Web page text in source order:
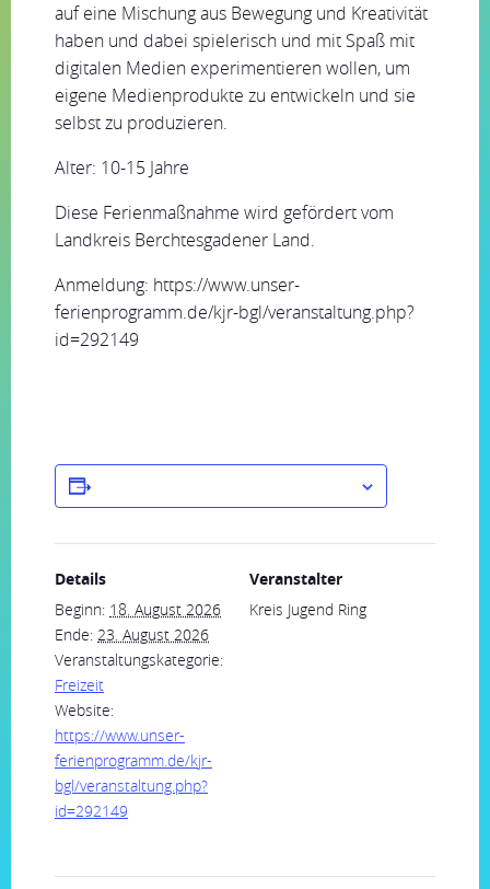
auf eine Mischung aus Bewegung und Kreativität
haben und dabei spielerisch und mit Spaß mit
digitalen Medien experimentieren wollen, um
eigene Medienprodukte zu entwickeln und sie
selbst zu produzieren.
Alter: 10-15 Jahre
Diese Ferienmaßnahme wird gefördert vom
Landkreis Berchtesgadener Land.
Anmeldung: https://www.unser-
ferienprogramm.de/kjr-bgl/veranstaltung.php?
id=292149
Details
Beginn: 18. August 2026
Ende: 23. August 2026
Veranstaltungskategorie:
Freizeit
Website:
https://www.unser-
ferienprogramm.de/kjr-
bgl/veranstaltung.php?
id=292149
Veranstalter
Kreis Jugend Ring